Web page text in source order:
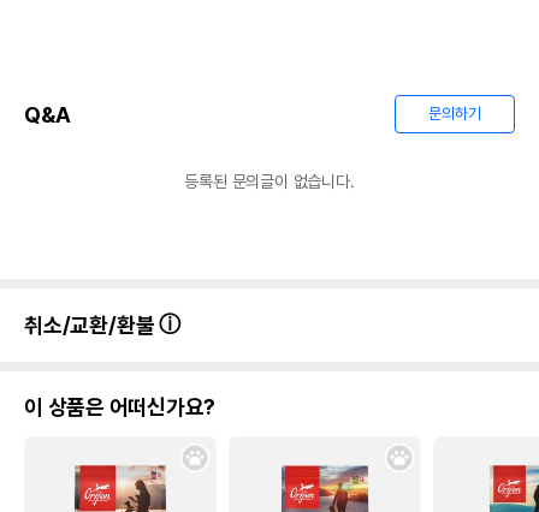
Q&A 문의하기
등록된 문의글이 없습니다.
취소/교환/환불
이 상품은 어떠신가요?